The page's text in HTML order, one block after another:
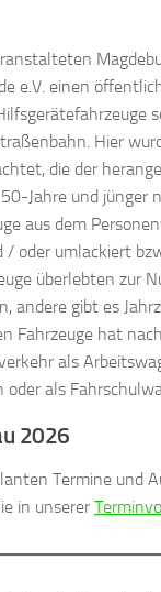
e.V. einen
Hier
die der
Jahre und jünger
aus dem
/ oder umlackiert
überlebten zur
andere gibt es
Fahrzeuge hat
als
oder als
2026
Termine und
in unserer